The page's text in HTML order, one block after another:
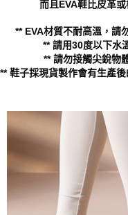
而且EVA鞋比皮革
** EVA材質不耐高溫，請
** 請用30度以下水
** 請勿接觸尖銳物
** 鞋子採現貨製作會有生產